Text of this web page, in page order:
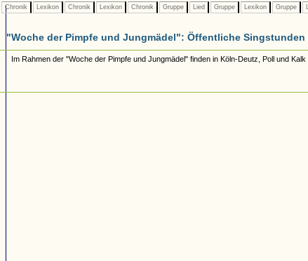
Chronik Lexikon Chronik Lexikon Chronik Gruppe Lied Gruppe Lexikon Gruppe
"Woche der Pimpfe und Jungmädel": Öffentliche
Im Rahmen der "Woche der Pimpfe und Jungmädel" finden in Köln-Deutz, Poll und